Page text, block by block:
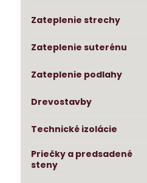
Zateplenie strechy
Zateplenie suterénu
Zateplenie podlahy
Drevostavby
Technické izolácie
Priečky a predsadené
steny